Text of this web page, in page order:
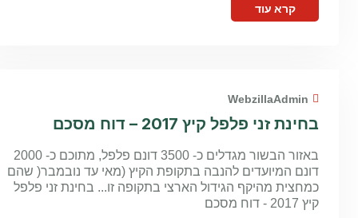
קרא עוד
WebzillaAdmin
בחינת זני פלפל קיץ 2017 – דוח מסכם
באזור הבשור מגדלים כ- 3500 דונם פלפל, מתוכם כ- 2000
דונם המיועדים להנבה בתקופת הקיץ (מאי עד נובמבר( שהם
כמחצית מהיקף הגידול הארצי בתקופה זו... בחינת זני פלפל
קיץ 2017 - דוח מסכם